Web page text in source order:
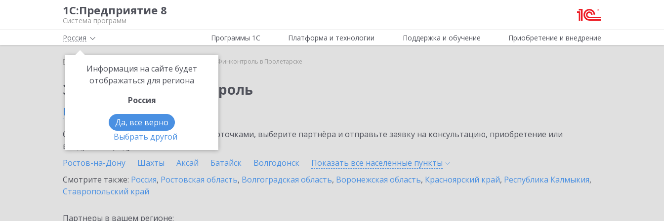
1С:Предприятие 8
Система программ
Россия
Информация на сайте будет
отображаться для региона
Россия
Да, все верно
Выбрать другой
Программы 1С Платформа и технологии Поддержка и обучение Приобретение и внедрение
Главная 1С-Финконтроль в Пролетарске
Заказать 1С-Финконтроль
в Пролетарске
Ознакомьтесь с информационными карточками, выберите партнёра и отправьте заявку на консультацию, приобретение или
внедрение продукта.
Ростов-на-Дону
Шахты Аксай Батайск Волгодонск Показать все населенные пункты
Смотрите также: Россия, Ростовская область, Волгоградская область, Воронежская область, Красноярский край, Республика Калмыкия,
Ставропольский край
Партнеры в вашем регионе: